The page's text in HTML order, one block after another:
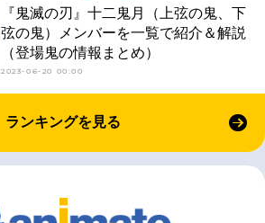
『鬼滅の刃』十二鬼月（上弦の鬼、下
弦の鬼）メンバーを一覧で紹介＆解説
（登場鬼の情報まとめ）
2023-06-20 00:00
ランキングを見る